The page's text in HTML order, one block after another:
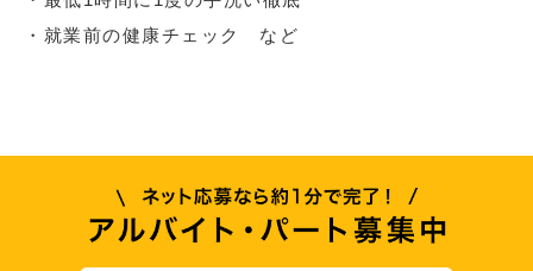
・就業前の健康チェック など